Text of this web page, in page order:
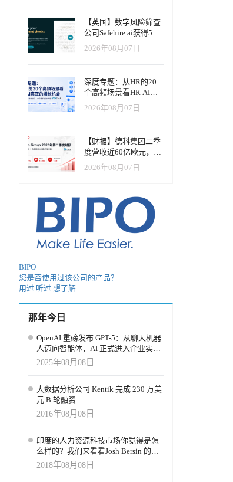
势增长30%，AI招聘推
【英国】数字风险筛查
公司Safehire.ai获得50
万英镑融资，重塑招聘
风控体系
2026年08月07日
深度专题：从HR的20
个高频场景看HR AI真
正的增长机会
2026年08月07日
【财报】德科集团二季
度营收近60亿欧元，其
中AI代理已覆盖50%收
入，招聘服务进入运营
2026年08月07日
BIPO
您是否使用过该公司的产品？
用过 听过 想了解
那年今日
OpenAI 重磅发布 GPT-5：从聊天机器
人迈向智能体，AI 正式进入企业实用
时代
2025年08月08日
大数据分析公司 Kentik 完成 230 万美
元 B 轮融资
2016年08月08日
印度的人力资源科技市场你觉得是怎
么样的？我们来看看Josh Bersin 的观
察
2018年08月08日